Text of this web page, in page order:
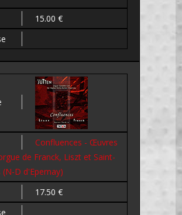
15.00 €
Confluences - Œuvres
de Franck, Liszt et Saint-
(N-D d'Epernay)
17.50 €